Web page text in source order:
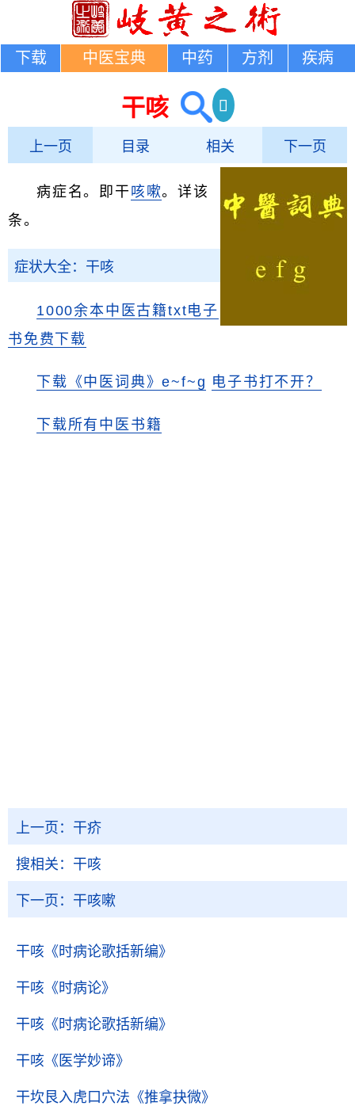
下载 中医宝典 中药 方剂 疾病
干咳
上一页 目录 相关 下一页
病症名。即干 咳嗽。详该
条。
症状大全：干咳
1000余本中医古籍txt电子
书免费下载
下载《中医词典》e~f~g 电子书打不开？
下载所有中医书籍
上一页： 干疥
搜相关： 干咳
下一页： 干咳嗽
干咳 《时病论歌括新编》
干咳 《时病论》
干咳 《时病论歌括新编》
干咳 《医学妙谛》
干坎艮入虎口穴法 《推拿抉微》